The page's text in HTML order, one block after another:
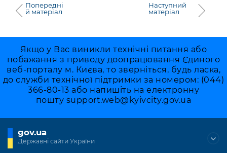
Попередні
й матеріал
Наступний
матеріал
Якщо у Вас виникли технічні питання або
побажання з приводу доопрацювання Єдиного
веб-порталу м. Києва, то зверніться, будь ласка,
до служби технічної підтримки за номером: (044)
366-80-13 або напишіть на електронну
пошту support.web@kyivcity.gov.ua
gov.ua
Державні сайти України